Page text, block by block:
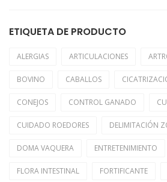
ETIQUETA DE PRODUCTO
ALERGIAS ARTICULACIONES
BOVINO CABALLOS
CONEJOS CONTROL GANADO
CUIDADO ROEDORES DELIMITACIÓN
DOMA VAQUERA ENTRETENIMIENTO
FLORA INTESTINAL FORTIFICANTE